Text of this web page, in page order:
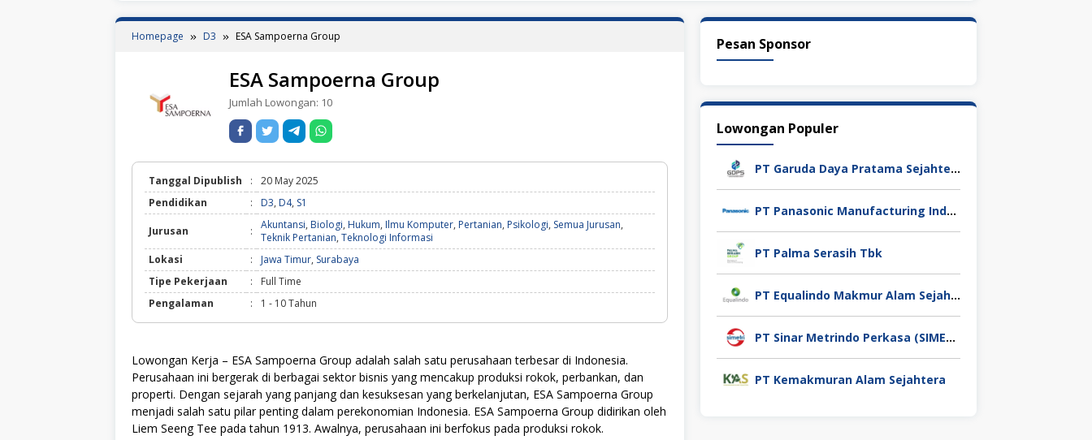
Homepage D3 ESA Sampoerna Group
ESA Sampoerna Group
Jumlah Lowongan: 10
Tanggal Dipublish :
20 May 2025
Pendidikan
: D3, D4, S1
Jurusan : Akuntansi, Biologi, Hukum, Ilmu Komputer, Pertanian, Psikologi, Semua Jurusan,
Teknik Pertanian, Teknologi Informasi
Lokasi
: Jawa Timur, Surabaya
Tipe Pekerjaan
:
Full Time
Pengalaman
: 1 - 10 Tahun
Lowongan Kerja – ESA Sampoerna Group adalah salah satu perusahaan terbesar di Indonesia.
Perusahaan ini bergerak di berbagai sektor bisnis yang mencakup produksi rokok, perbankan, dan
properti. Dengan sejarah yang panjang dan kesuksesan yang berkelanjutan, ESA Sampoerna Group
menjadi salah satu pilar penting dalam perekonomian Indonesia. ESA Sampoerna Group didirikan oleh
Liem Seeng Tee pada tahun 1913. Awalnya, perusahaan ini berfokus pada produksi rokok.
Pesan Sponsor
Lowongan Populer
PT Garuda Daya Pratama Sejahtera
PT Panasonic Manufacturing Indonesia
PT Palma Serasih Tbk
PT Equalindo Makmur Alam Sejahtera (Equalindo Group)
PT Sinar Metrindo Perkasa (SIMETRI)
PT Kemakmuran Alam Sejahtera